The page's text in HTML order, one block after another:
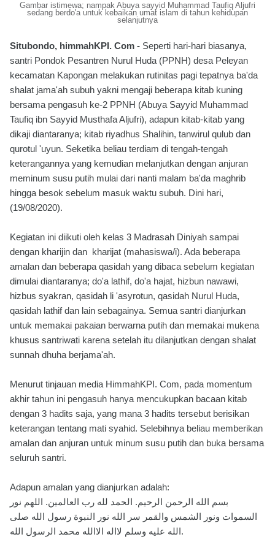
Gambar istimewa; nampak Abuya sayyid Muhammad Taufiq Aljufri
sedang berdo'a untuk kebaikan umat islam di tahun kehidupan
selanjutnya
Situbondo, himmahKPI. Com - Seperti hari-hari biasanya,
santri Pondok Pesantren Nurul Huda (PPNH) desa Peleyan
kecamatan Kapongan melakukan rutinitas pagi tepatnya ba'da
shalat jama'ah subuh yakni mengaji beberapa kitab kuning
bersama pengasuh ke-2 PPNH (Abuya Sayyid Muhammad
Taufiq ibn Sayyid Musthafa Aljufri), adapun kitab-kitab yang
dikaji diantaranya; kitab riyadhus Shalihin, tanwirul qulub dan
qurotul 'uyun. Seketika beliau terdiam di tengah-tengah
keterangannya yang kemudian melanjutkan dengan anjuran
meminum susu putih mulai dari nanti malam ba'da maghrib
hingga besok sebelum masuk waktu subuh. Dini hari,
(19/08/2020).
Kegiatan ini diikuti oleh kelas 3 Madrasah Diniyah sampai
dengan kharijin dan kharijat (mahasiswa/i). Ada beberapa
amalan dan beberapa qasidah yang dibaca sebelum kegiatan
dimulai diantaranya; do'a lathif, do'a hajat, hizbun nawawi,
hizbus syakran, qasidah li 'asyrotun, qasidah Nurul Huda,
qasidah lathif dan lain sebagainya. Semua santri dianjurkan
untuk memakai pakaian berwarna putih dan memakai mukena
khusus santriwati karena setelah itu dilanjutkan dengan shalat
sunnah dhuha berjama'ah.
Menurut tinjauan media HimmahKPI. Com, pada momentum
akhir tahun ini pengasuh hanya mencukupkan bacaan kitab
dengan 3 hadits saja, yang mana 3 hadits tersebut berisikan
keterangan tentang mati syahid. Selebihnya beliau memberikan
amalan dan anjuran untuk minum susu putih dan buka bersama
seluruh santri.
Adapun amalan yang dianjurkan adalah:
بسم الله الرحمن الرحيم. الحمد لله رب العالمين. اللهم نور
السموات ونور الشمس والقمر سر الله نور النبوة رسول الله صلى
الله عليه وسلم لااله الاالله محمد الرسول الله.